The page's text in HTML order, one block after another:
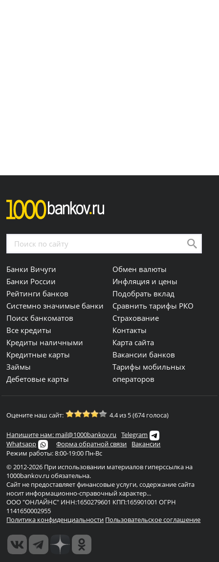
Банки Вичуги
Банки России
Рейтинги банков
Системно значимые банки
Поиск банкоматов
Все кредиты
Кредиты наличными
Кредитные карты
Займы
Дебетовые карты
Обмен валюты
Инфляция и цены
Подобрать вклад
Сравнить тарифы РКО
Страхование
Контакты
Карта сайта
Вакансии банков
Тарифы мобильных
операторов
Оцените наш сайт: 4.4 из 5 (674 голоса)
Напишите нам: mail@1000bankov.ru
Telegram
Whatsapp
Форма обратной связи
Вакансии
Режим работы: 8:00-19:00 Пн-Вс
© 2012-2026 При использовании материалов гиперссылка на
1000bankov.ru обязательна.
Сайт не предоставляет финансовые услуги, содержание сайта
носит информационно-справочный характер...
ООО "ОНЛАЙНС" ИНН:1650279601 КПП:165901001 ОГРН
1141650002955
Политика конфиденциальности Пользовательское соглашение